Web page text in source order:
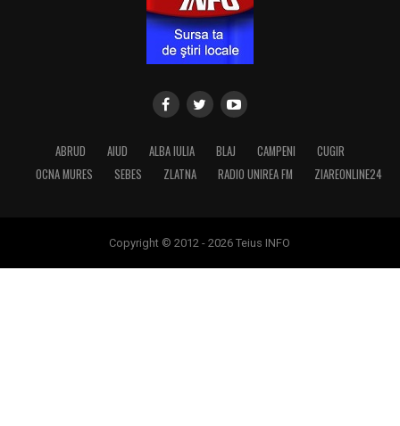
ABRUD AIUD ALBA IULIA BLAJ CAMPENI
CUGIR
OCNA MURES
SEBES ZLATNA RADIO UNIREA FM ZIAREONLINE24
Copyright © 2012 - 2026 Teius INFO